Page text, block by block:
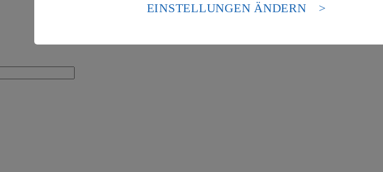
Risiko eines Zugriffs durch US-amerikanische Behörden.
EINSTELLUNGEN ÄNDERN